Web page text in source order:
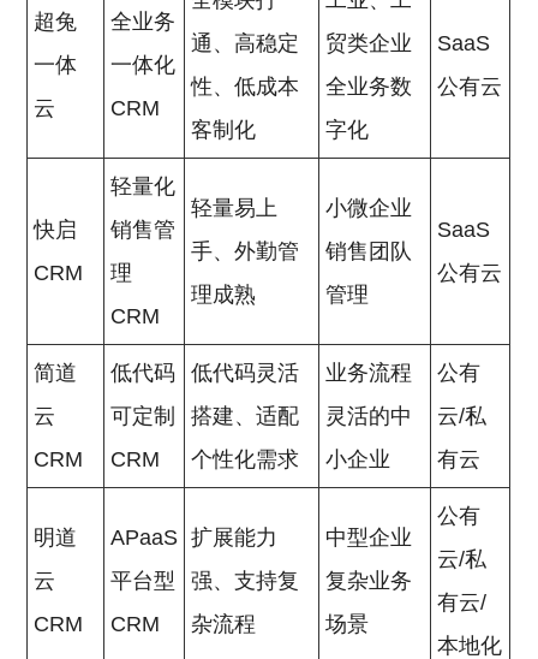
超兔
一体
云
全业务
一体化
CRM
通、高稳定
性、低成本
客制化
贸类企业
全业务数
字化
SaaS
公有云
快启
CRM
轻量化
销售管
理
CRM
轻量易上
手、外勤管
理成熟
小微企业
销售团队
管理
SaaS
公有云
简道
云
CRM
低代码
可定制
CRM
低代码灵活
搭建、适配
个性化需求
业务流程
灵活的中
小企业
公有
云/私
有云
明道
云
CRM
APaaS
平台型
CRM
扩展能力
强、支持复
杂流程
中型企业
复杂业务
场景
公有
云/私
有云/
本地化